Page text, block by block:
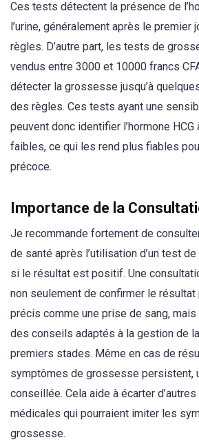
Ces tests détectent la présence de
l’urine, généralement après le premier
règles. D’autre part, les tests de
vendus entre 3000 et 10000 francs
détecter la grossesse jusqu’à
des règles. Ces tests ayant une
peuvent donc identifier l’hormone
faibles, ce qui les rend plus fiables
précoce.
Importance de la
Je recommande fortement de
de santé après l’utilisation d’un test
si le résultat est positif. Une
non seulement de confirmer le
précis comme une prise de sang,
des conseils adaptés à la gestion de
premiers stades. Même en cas de
symptômes de grossesse persistent,
conseillée. Cela aide à écarter
médicales qui pourraient imiter les
grossesse.